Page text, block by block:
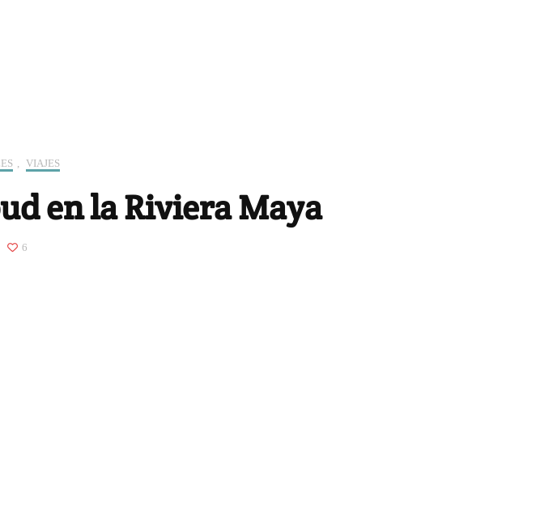
, VIAJES
en la Riviera Maya
6